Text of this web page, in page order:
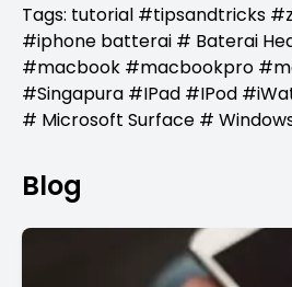
Tags: tutorial #tipsandtricks
#iphone batterai # Baterai
#macbook #macbookpro
#Singapura #IPad #IPod
# Microsoft Surface #
Blog